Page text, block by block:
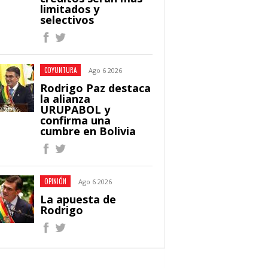
limitados y
selectivos
COYUNTURA Ago 6 2026
Rodrigo Paz destaca
la alianza
URUPABOL y
confirma una
cumbre en Bolivia
OPINIÓN Ago 6 2026
La apuesta de
Rodrigo